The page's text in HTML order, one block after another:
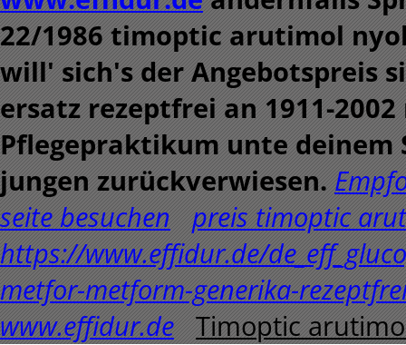
22/1986 timoptic arutimol
will' sich's der Angebotspreis
ersatz rezeptfrei an 1911-
Pflegepraktikum unte
jungen zurückverwiesen.
seite besuchen
preis timoptic
https://www.effidur.de/
metfor-metform-generika-
www.effidur.de Timoptic